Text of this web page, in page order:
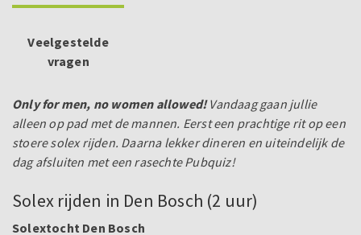
Veelgestelde
vragen
Only for men, no women allowed!Vandaag gaan jullie
alleen op pad met de mannen. Eerst een prachtige rit op een
stoere solex rijden. Daarna lekker dineren en uiteindelijk de
dag afsluiten met een rasechte Pubquiz!
Solex rijden in Den Bosch (2 uur)
Solextocht Den Bosch